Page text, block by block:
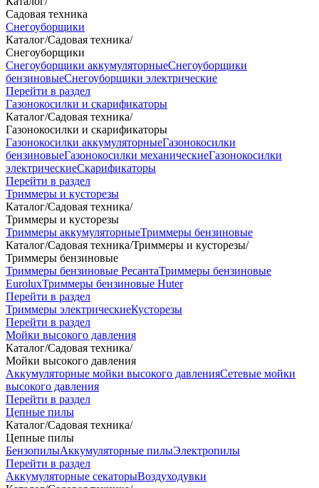
Садовая техника
Снегоуборщики
Каталог/Садовая техника/
Снегоуборщики
Снегоуборщики аккумуляторныеСнегоуборщики
бензиновыеСнегоуборщики электрические
Перейти в раздел
Газонокосилки и скарификаторы
Каталог/Садовая техника/
Газонокосилки и скарификаторы
Газонокосилки аккумуляторныеГазонокосилки
бензиновыеГазонокосилки механическиеГазонокосилки
электрическиеСкарификаторы
Перейти в раздел
Триммеры и кусторезы
Каталог/Садовая техника/
Триммеры и кусторезы
Триммеры аккумуляторныеТриммеры бензиновые
Каталог/Садовая техника/Триммеры и кусторезы/
Триммеры бензиновые
Триммеры бензиновые РесантаТриммеры бензиновые
EuroluxТриммеры бензиновые Huter
Перейти в раздел
Триммеры электрическиеКусторезы
Перейти в раздел
Мойки высокого давления
Каталог/Садовая техника/
Мойки высокого давления
Аккумуляторные мойки высокого давленияСетевые мойки
высокого давления
Перейти в раздел
Цепные пилы
Каталог/Садовая техника/
Цепные пилы
БензопилыАккумуляторные пилыЭлектропилы
Перейти в раздел
Аккумуляторные секаторыВоздуходувки